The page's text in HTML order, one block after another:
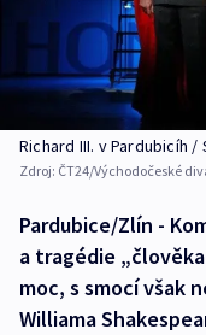
Richard III. v Pardubicíh
Zdroj: ČT24/Východočeské
Pardubice/Zlín -
a tragédie
moc, s smocí však
Williama